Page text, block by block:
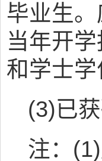
毕业生
当年开
和学士学
(3)已
注：